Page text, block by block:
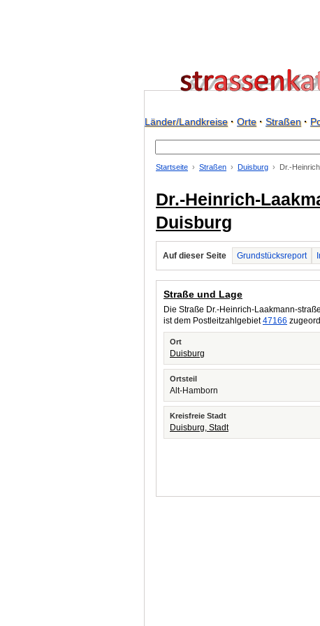
Länder/Landkreise· Orte· Straßen·
Startseite Straßen Duisburg Dr.-
Dr.-Heinrich-
Duisburg
Auf dieser Seite Grundstücksreport
Straße und Lage
Die Straße Dr.-Heinrich-Laakmann-
ist dem Postleitzahlgebiet47166
Ort
Duisburg
Ortsteil
Alt-Hamborn
Kreisfreie Stadt
Duisburg, Stadt